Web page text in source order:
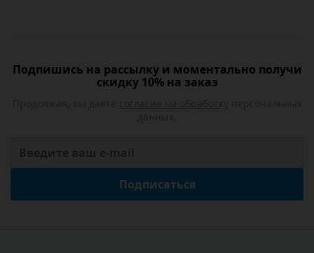
Подпишись на рассылку и моментально получи
скидку 10% на заказ
Подписаться